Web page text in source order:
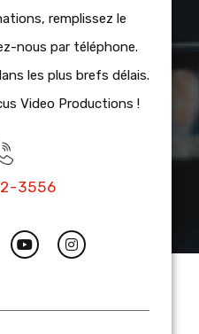
remplissez le
nous par téléphone.
les plus brefs délais.
Video Productions !
3556